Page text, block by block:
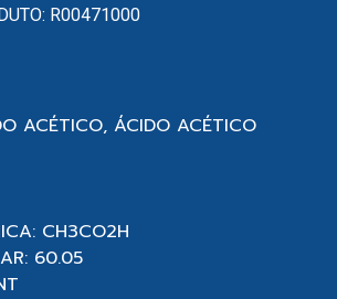
R00471000
ACÉTICO, ÁCIDO ACÉTICO
CH3CO2H
60.05